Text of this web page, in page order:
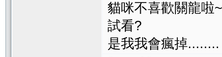
貓咪不喜歡關龍啦
試看?
是我我會瘋掉........